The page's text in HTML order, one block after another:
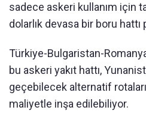
sadece askeri kullanım için
dolarlık devasa bir boru
Türkiye-Bulgaristan-
bu askeri yakıt hattı,
geçebilecek alternatif
maliyetle inşa edilebiliyor.